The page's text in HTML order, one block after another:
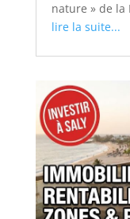
nature » de la
lire la suite...